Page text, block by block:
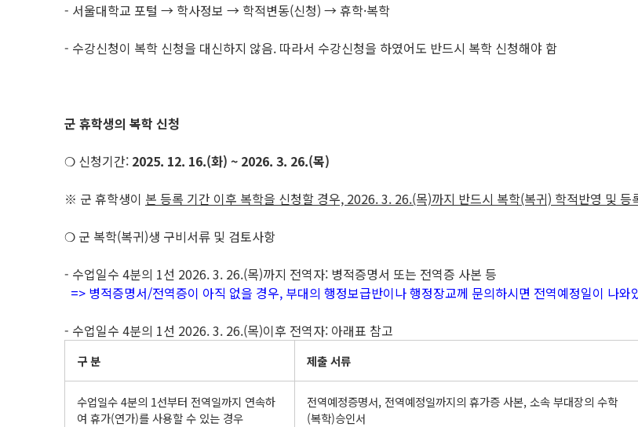
- 서울대학교 포털 → 학사정보 → 학적변동(신청) → 휴학·복학
- 수강신청이 복학 신청을 대신하지 않음. 따라서 수강신청을 하였어도 반드시 복학 신청해야 함
군 휴학생의 복학 신청
❍ 신청기간: 2025. 12. 16.(화) ~ 2026. 3. 26.(목)
※ 군 휴학생이 본 등록 기간 이후 복학을 신청할 경우, 2026. 3. 26.(목)까지 반드시 복학(복귀) 학적반영 및
❍ 군 복학(복귀)생 구비서류 및 검토사항
- 수업일수 4분의 1선 2026. 3. 26.(목)까지 전역자: 병적증명서 또는 전역증 사본 등
=> 병적증명서/전역증이 아직 없을 경우, 부대의 행정보급반이나 행정장교께 문의하시면 전역예정일이 나
- 수업일수 4분의 1선 2026. 3. 26.(목)이후 전역자: 아래표 참고
구 분 제출 서류
수업일수 4분의 1선부터 전역일까지 연속하
여 휴가(연가)를 사용할 수 있는 경우
전역예정증명서, 전역예정일까지의 휴가증 사본, 소속 부대장의 수학
(복학)승인서